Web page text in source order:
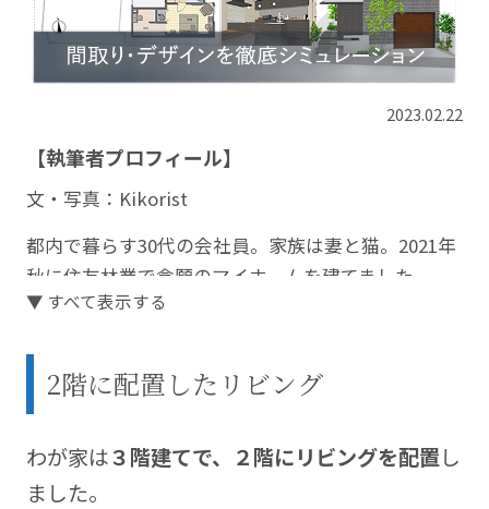
2023.02.22
【執筆者プロフィール】
文・写真：Kikorist
都内で暮らす30代の会社員。家族は妻と猫。2021年
秋に住友林業で念願のマイホームを建てました。
こだわりポイントや検討の過程を詳しくお伝えしま
す。
ログを運営中。 bloghttps://kikorist.com
▼ すべて表示する
2階に配置したリビング
わが家は３階建てで、２階にリビングを配置し
ました。